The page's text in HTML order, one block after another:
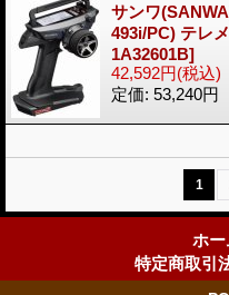
サンワ
493i/PC) テレ
1A32601B]
42,592円(税込)
定価: 53,240円
1
ホー
特定商取引